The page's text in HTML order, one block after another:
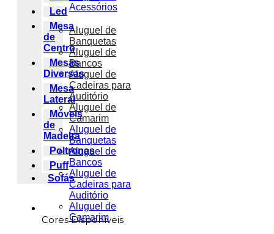
Acessórios
Aluguel de
Banquetas
Aluguel de
Bancos
Aluguel de
Cadeiras para
Auditório
Aluguel de
Camarim
Aluguel de
Banquetas
Aluguel de
Bancos
Aluguel de
Cadeiras para
Auditório
Aluguel de
Camarim
Led
Mesa
de
Centro
Mesas
Diversas
Mesa
Lateral
Móveis
de
Madeira
Poltronas
Puff
Sofás
Cores Disponíveis